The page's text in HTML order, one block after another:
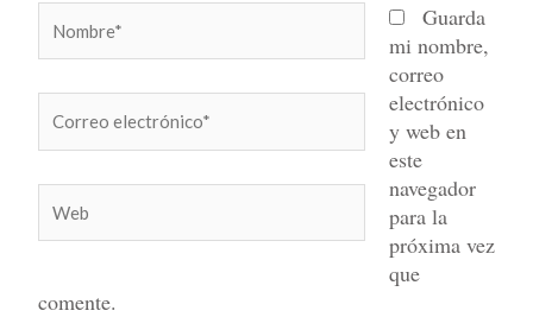
electrónico*
Guarda
mi nombre,
correo
electrónico
y web en
este
navegador
para la
próxima vez
que
comente.